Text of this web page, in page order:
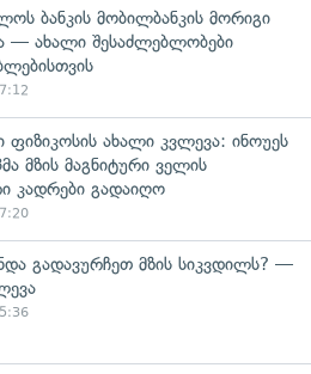
ბანკის მობილბანკის მორიგი
— ახალი შესაძლებლობები
ახალი კვლევა: ინოუეს
მზის მაგნიტური ველის
კადრები გადაიღო
გადავურჩეთ მზის სიკვდილს? —